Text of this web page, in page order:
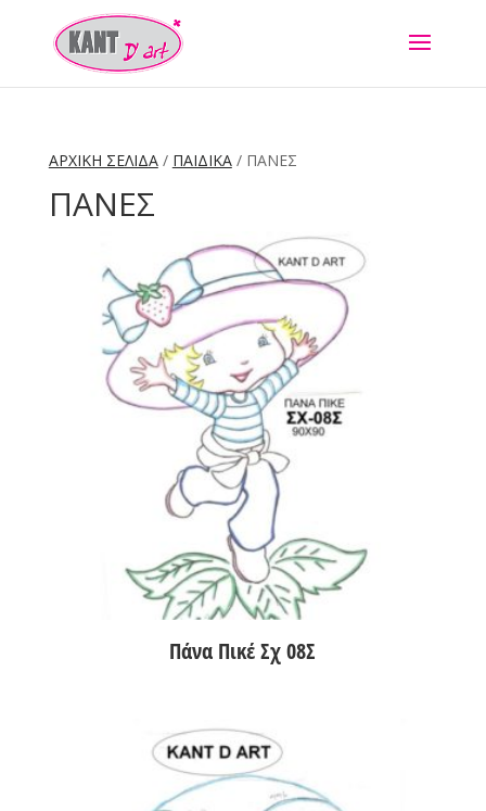
ΑΡΧΙΚΉ ΣΕΛΊΔΑ/ ΠΑΙΔΙΚΑ/ ΠΑΝΕΣ
ΠΑΝΕΣ
Πάνα Πικέ Σχ 08Σ